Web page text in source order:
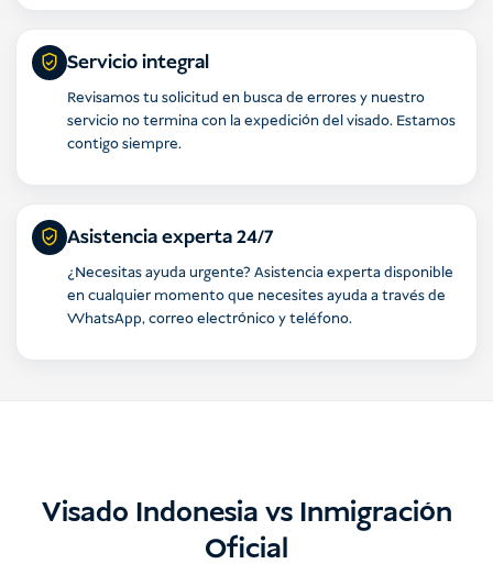
Servicio integral
Revisamos tu solicitud en busca de errores y nuestro
servicio no termina con la expedición del visado. Estamos
contigo siempre.
Asistencia experta 24/7
¿Necesitas ayuda urgente? Asistencia experta disponible
en cualquier momento que necesites ayuda a través de
WhatsApp, correo electrónico y teléfono.
Visado Indonesia vs Inmigración
Oficial